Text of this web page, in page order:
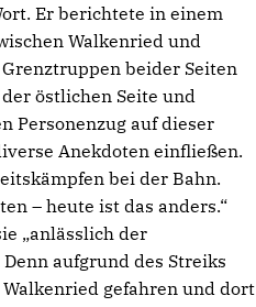
Er berichtete in einem
Walkenried und
beider Seiten
östlichen Seite und
Personenzug auf dieser
Anekdoten einfließen.
bei der Bahn.
– heute ist das anders.“
„anlässlich der
aufgrund des Streiks
gefahren und dort